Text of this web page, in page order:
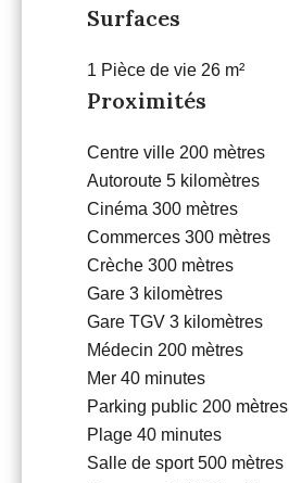
Surfaces
1 Pièce de vie 26 m²
Proximités
Centre ville 200 mètres
Autoroute 5 kilomètres
Cinéma 300 mètres
Commerces 300 mètres
Crèche 300 mètres
Gare 3 kilomètres
Gare TGV 3 kilomètres
Médecin 200 mètres
Mer 40 minutes
Parking public 200 mètres
Plage 40 minutes
Salle de sport500 mètres